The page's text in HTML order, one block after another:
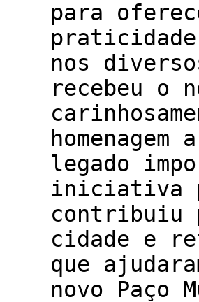
para
praticidade
nos
recebeu o
legado
iniciativa
contribuiu
cidade e
que
novo Paço